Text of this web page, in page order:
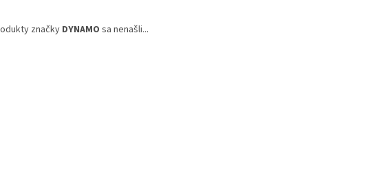
značkyDYNAMO sa nenašli...